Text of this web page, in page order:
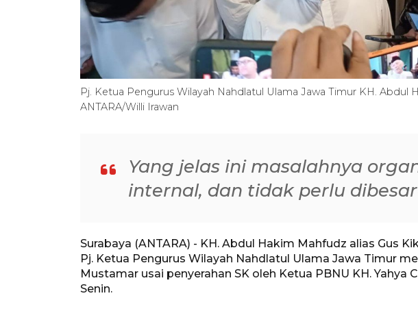
Pj. Ketua Pengurus Wilayah Nahdlatul Ulama Jawa Timur KH. Abdul
ANTARA/Willi Irawan
Yang jelas ini masalahnya
internal, dan tidak perlu
Surabaya (ANTARA) - KH. Abdul Hakim Mahfudz alias Gus
Pj. Ketua Pengurus Wilayah Nahdlatul Ulama Jawa Timur
Mustamar usai penyerahan SK oleh Ketua PBNU KH. Yahya
Senin.